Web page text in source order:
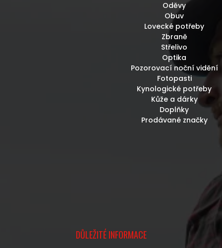
Oděvy
Obuv
Lovecké potřeby
Zbraně
Střelivo
Optika
Pozorovací noční vidění
Fotopasti
Kynologické potřeby
Kůže a dárky
Doplňky
Prodávané značky
DŮLEŽITÉ INFORMACE